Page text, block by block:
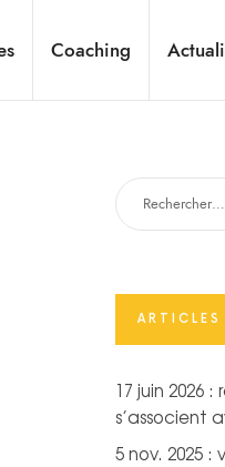
Coaching
RECHERCHER :
ARTICLES
17 juin 2026
s’associent
5 nov. 2025 :